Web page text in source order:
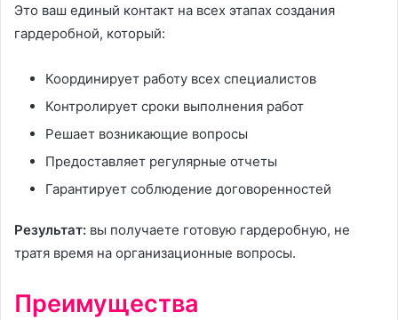
Это ваш единый контакт на всех этапах создания
гардеробной, который:
Координирует работу всех специалистов
Контролирует сроки выполнения работ
Решает возникающие вопросы
Предоставляет регулярные отчеты
Гарантирует соблюдение договоренностей
Результат: вы получаете готовую гардеробную, не
тратя время на организационные вопросы.
Преимущества